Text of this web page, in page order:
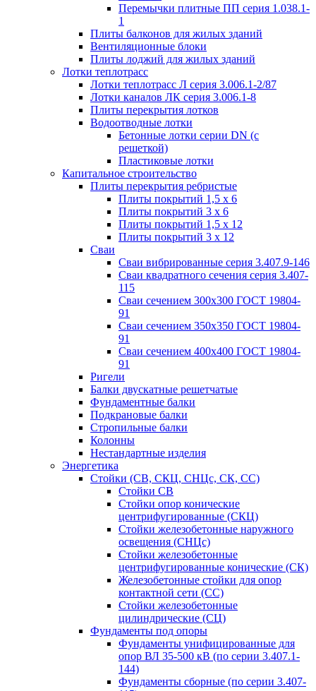
Перемычки плитные ПП серия 1.038.1-
1
Плиты балконов для жилых зданий
Вентиляционные блоки
Плиты лоджий для жилых зданий
Лотки теплотрасс
Лотки теплотрасс Л серия 3.006.1-2/87
Лотки каналов ЛК серия 3.006.1-8
Плиты перекрытия лотков
Водоотводные лотки
Бетонные лотки серии DN (с
решеткой)
Пластиковые лотки
Капитальное строительство
Плиты перекрытия ребристые
Плиты покрытий 1,5 x 6
Плиты покрытий 3 x 6
Плиты покрытий 1,5 x 12
Плиты покрытий 3 x 12
Сваи
Сваи вибрированные серия 3.407.9-146
Сваи квадратного сечения серия 3.407-
115
Сваи сечением 300х300 ГОСТ 19804-
91
Сваи сечением 350х350 ГОСТ 19804-
91
Сваи сечением 400х400 ГОСТ 19804-
91
Ригели
Балки двускатные решетчатые
Фундаментные балки
Подкрановые балки
Стропильные балки
Колонны
Нестандартные изделия
Энергетика
Стойки (СВ, СКЦ, СНЦс, СК, СС)
Стойки СВ
Стойки опор конические
центрифугированные (СКЦ)
Стойки железобетонные наружного
освещения (СНЦс)
Стойки железобетонные
центрифугированные конические (СК)
Железобетонные стойки для опор
контактной сети (СС)
Стойки железобетонные
цилиндрические (СЦ)
Фундаменты под опоры
Фундаменты унифицированные для
опор ВЛ 35-500 кВ (по серии 3.407.1-
144)
Фундаменты сборные (по серии 3.407-